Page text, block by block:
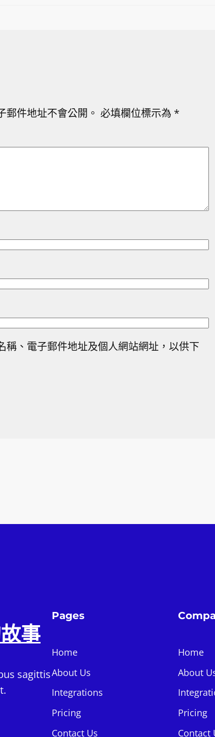
郵件地址不會公開。 必填欄位標示為 *
稱、電子郵件地址及個人網站網址，以供下
事
sagittis
Pages
Home
About Us
Integrations
Pricing
Contact Us
Home
About
Pricing
Contact